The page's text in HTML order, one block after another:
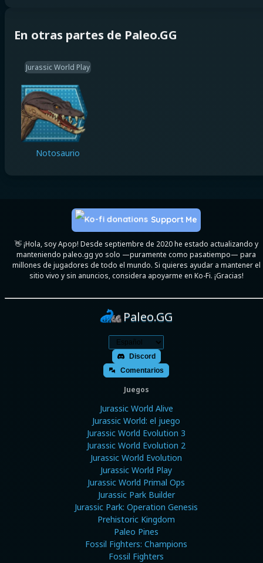
En otras partes de Paleo.GG
Jurassic World Play
Notosaurio
👋 ¡Hola, soy Apop! Desde septiembre de 2020 he estado actualizando y
manteniendo paleo.gg yo solo —puramente como pasatiempo— para
millones de jugadores de todo el mundo. Si quieres ayudar a mantener el
sitio vivo y sin anuncios, considera apoyarme en Ko-Fi. ¡Gracias!
Support Me
Paleo.GG
Discord
Comentarios
Juegos
Jurassic World Alive
Jurassic World: el juego
Jurassic World Evolution 3
Jurassic World Evolution 2
Jurassic World Evolution
Jurassic World Play
Jurassic World Primal Ops
Jurassic Park Builder
Jurassic Park: Operation Genesis
Prehistoric Kingdom
Paleo Pines
Fossil Fighters: Champions
Fossil Fighters